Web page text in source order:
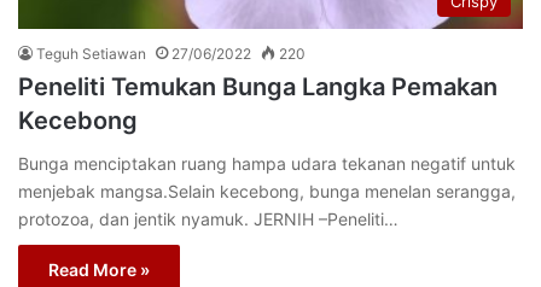
Teguh Setiawan 27/06/2022 220
Peneliti Temukan Bunga Langka Pemakan
Kecebong
Bunga menciptakan ruang hampa udara tekanan negatif untuk
menjebak mangsa.Selain kecebong, bunga menelan serangga,
protozoa, dan jentik nyamuk. JERNIH –Peneliti…
Read More »